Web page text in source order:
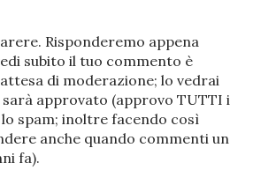
Risponderemo appena
subito il tuo commento è
di moderazione; lo vedrai
sarà approvato (approvo TUTTI i
spam; inoltre facendo così
anche quando commenti un
fa).